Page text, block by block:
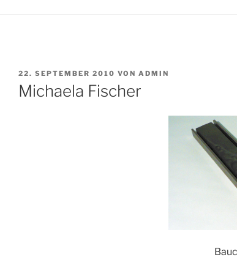
VERÖFFENTLICHT
AM
22. SEPTEMBER 2010 VON ADMIN
Michaela Fischer